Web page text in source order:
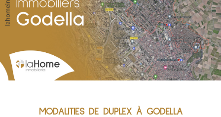
MODALITIES DE DUPLEX À GODELLA